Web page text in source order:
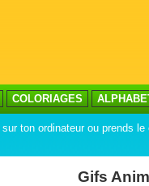
COLORIAGES
sur ton ordinateur ou prends
Gifs